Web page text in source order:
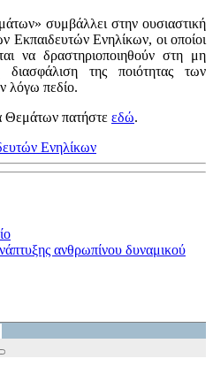
συμβάλλει στην ουσιαστική
Εκπαιδευτών Ενηλίκων, οι οποίοι
να δραστηριοποιηθούν στη μη
της ποιότητας των
λόγω πεδίο.
Θεμάτων πατήστε εδώ.
Ενηλίκων